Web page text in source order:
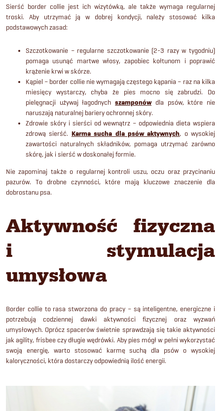
Sierść border collie jest ich wizytówką, ale także wymaga regularnej
troski. Aby utrzymać ją w dobrej kondycji, należy stosować kilka
podstawowych zasad:
Szczotkowanie – regularne szczotkowanie (2-3 razy w tygodniu)
pomaga usunąć martwe włosy, zapobiec kołtunom i poprawić
krążenie krwi w skórze.
Kąpiel – border collie nie wymagają częstego kąpania – raz na kilka
miesięcy wystarczy, chyba że pies mocno się zabrudzi. Do
pielęgnacji używaj łagodnychszamponówdla psów, które nie
naruszają naturalnej bariery ochronnej skóry.
Zdrowie skóry i sierści od wewnątrz – odpowiednia dieta wspiera
zdrową sierść. Karma sucha dla psów aktywnych, o wysokiej
zawartości naturalnych składników, pomaga utrzymać zarówno
skórę, jak i sierść w doskonałej formie.
Nie zapominaj także o regularnej kontroli uszu, oczu oraz przycinaniu
pazurów. To drobne czynności, które mają kluczowe znaczenie dla
dobrostanu psa.
Aktywność fizyczna
i stymulacja
umysłowa
Border collie to rasa stworzona do pracy – są inteligentne, energiczne i
potrzebują codziennej dawki aktywności fizycznej oraz wyzwań
umysłowych. Oprócz spacerów świetnie sprawdzają się takie aktywności
jak agility, frisbee czy długie wędrówki. Aby pies mógł w pełni wykorzystać
swoją energię, warto stosować karmę suchą dla psów o wysokiej
kaloryczności, która dostarczy odpowiednią ilość energii.